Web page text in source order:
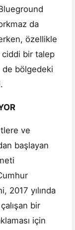
da
özellikle
ciddi bir talep
bölgedeki
ve
başlayan
2017 yılında
bir
için